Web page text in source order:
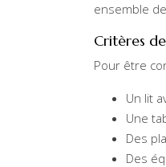
ensemble
Critères
Pour être
Un lit
Une
Des
Des